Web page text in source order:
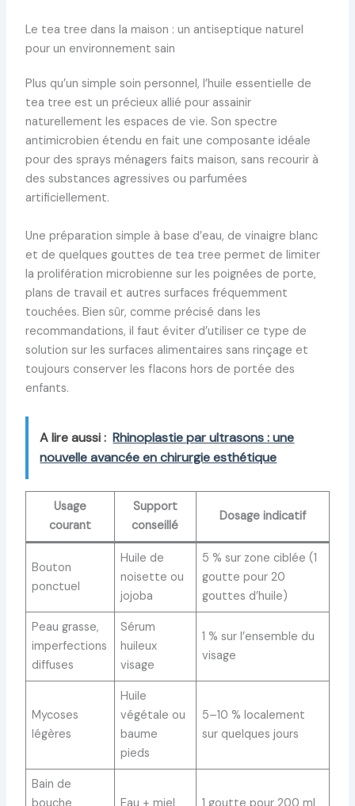
Le tea tree dans la maison : un antiseptique naturel
pour un environnement sain
Plus qu’un simple soin personnel, l’huile essentielle de
tea tree est un précieux allié pour assainir
naturellement les espaces de vie. Son spectre
antimicrobien étendu en fait une composante idéale
pour des sprays ménagers faits maison, sans recourir à
des substances agressives ou parfumées
artificiellement.
Une préparation simple à base d’eau, de vinaigre blanc
et de quelques gouttes de tea tree permet de limiter
la prolifération microbienne sur les poignées de porte,
plans de travail et autres surfaces fréquemment
touchées. Bien sûr, comme précisé dans les
recommandations, il faut éviter d’utiliser ce type de
solution sur les surfaces alimentaires sans rinçage et
toujours conserver les flacons hors de portée des
enfants.
A lire aussi : Rhinoplastie par ultrasons : une
nouvelle avancée en chirurgie esthétique
Usage
courant
Support
conseillé
Dosage indicatif
Bouton
ponctuel
Huile de
noisette ou
jojoba
5 % sur zone ciblée (1
goutte pour 20
gouttes d’huile)
Peau grasse,
imperfections
diffuses
Sérum
huileux
visage
1 % sur l’ensemble du
visage
Mycoses
légères
Huile
végétale ou
baume
pieds
5–10 % localement
sur quelques jours
Bain de